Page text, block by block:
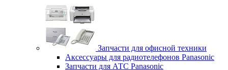
Запчасти для офисной техники
Аксессуары для радиотелефонов Panasonic
Запчасти для АТС Panasonic